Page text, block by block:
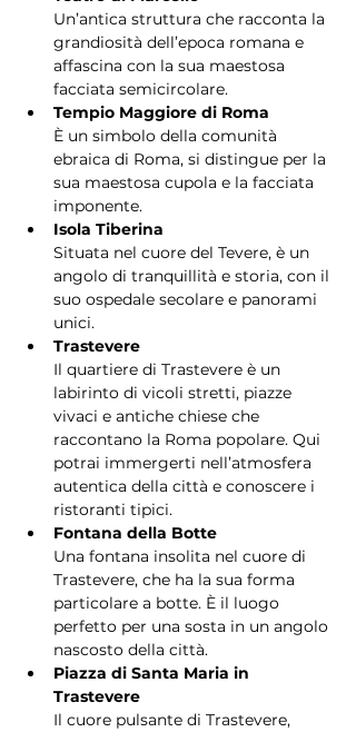
Un’antica struttura che racconta la
grandiosità dell’epoca romana e
affascina con la sua maestosa
facciata semicircolare.
Tempio Maggiore di Roma
È un simbolo della comunità
ebraica di Roma, si distingue per la
sua maestosa cupola e la facciata
imponente.
Isola Tiberina
Situata nel cuore del Tevere, è un
angolo di tranquillità e storia, con il
suo ospedale secolare e panorami
unici.
Trastevere
Il quartiere di Trastevere è un
labirinto di vicoli stretti, piazze
vivaci e antiche chiese che
raccontano la Roma popolare. Qui
potrai immergerti nell’atmosfera
autentica della città e conoscere i
ristoranti tipici.
Fontana della Botte
Una fontana insolita nel cuore di
Trastevere, che ha la sua forma
particolare a botte. È il luogo
perfetto per una sosta in un angolo
nascosto della città.
Piazza di Santa Maria in
Trastevere
Il cuore pulsante di Trastevere,